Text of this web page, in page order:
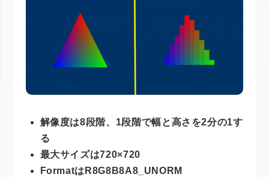
解像度は8段階、1段階で幅と高さを2分の1す
る
最大サイズは720×720
FormatはR8G8B8A8_UNORM